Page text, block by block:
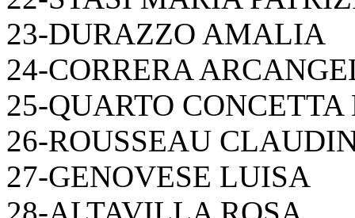
23-DURAZZO AMALIA
24-CORRERA
25-QUARTO
26-ROUSSEAU
27-GENOVESE LUISA